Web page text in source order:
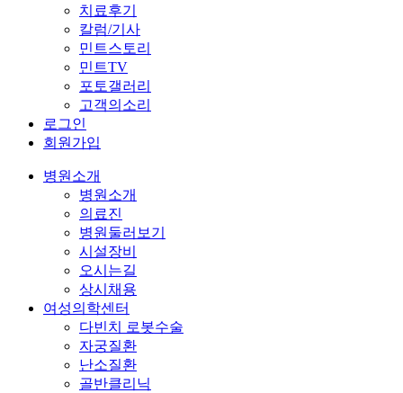
치료후기
칼럼/기사
민트스토리
민트TV
포토갤러리
고객의소리
로그인
회원가입
병원소개
병원소개
의료진
병원둘러보기
시설장비
오시는길
상시채용
여성의학센터
다빈치 로봇수술
자궁질환
난소질환
골반클리닉